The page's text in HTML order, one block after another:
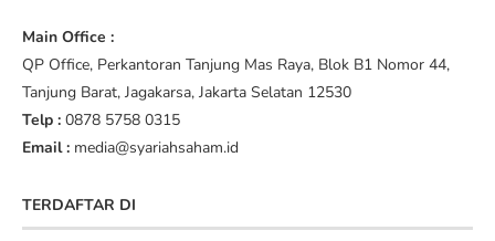
Main Office :
QP Office, Perkantoran Tanjung Mas Raya, Blok B1 Nomor 44,
Tanjung Barat, Jagakarsa, Jakarta Selatan 12530
Telp : 0878 5758 0315
Email : media@syariahsaham.id
TERDAFTAR DI